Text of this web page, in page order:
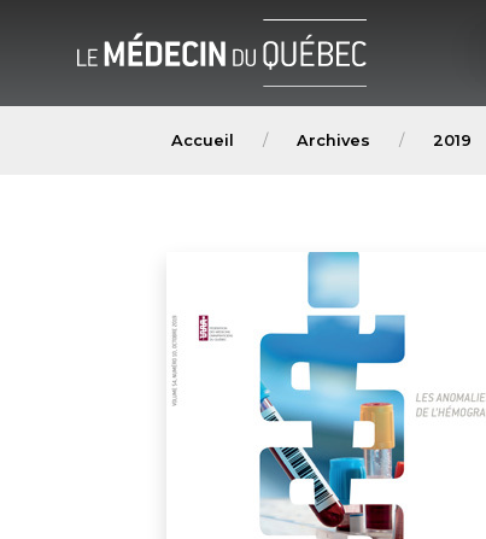
Accueil Archives 2019